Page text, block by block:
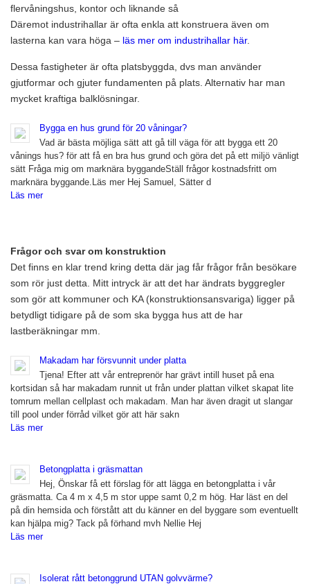
flervåningshus, kontor och liknande så
Däremot industrihallar är ofta enkla att konstruera även om
lasterna kan vara höga – läs mer om industrihallar här.
Dessa fastigheter är ofta platsbyggda, dvs man använder
gjutformar och gjuter fundamenten på plats. Alternativ har man
mycket kraftiga balklösningar.
Bygga en hus grund för 20 våningar?
Vad är bästa möjliga sätt att gå till väga för att bygga ett 20
vånings hus? för att få en bra hus grund och göra det på ett miljö vänligt
sätt Fråga mig om marknära byggandeStäll frågor kostnadsfritt om
marknära byggande.Läs mer Hej Samuel, Sätter d
Läs mer
Frågor och svar om konstruktion
Det finns en klar trend kring detta där jag får frågor från besökare
som rör just detta. Mitt intryck är att det har ändrats byggregler
som gör att kommuner och KA (konstruktionsansvariga) ligger på
betydligt tidigare på de som ska bygga hus att de har
lastberäkningar mm.
Makadam har försvunnit under platta
Tjena! Efter att vår entreprenör har grävt intill huset på ena
kortsidan så har makadam runnit ut från under plattan vilket skapat lite
tomrum mellan cellplast och makadam. Man har även dragit ut slangar
till pool under förråd vilket gör att här sakn
Läs mer
Betongplatta i gräsmattan
Hej, Önskar få ett förslag för att lägga en betongplatta i vår
gräsmatta. Ca 4 m x 4,5 m stor uppe samt 0,2 m hög. Har läst en del
på din hemsida och förstått att du känner en del byggare som eventuellt
kan hjälpa mig? Tack på förhand mvh Nellie Hej
Läs mer
Isolerat rått betonggrund UTAN golvvärme?